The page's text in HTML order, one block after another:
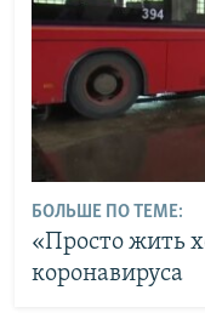
БОЛЬШЕ ПО ТЕМЕ:
«Просто жить
коронавируса